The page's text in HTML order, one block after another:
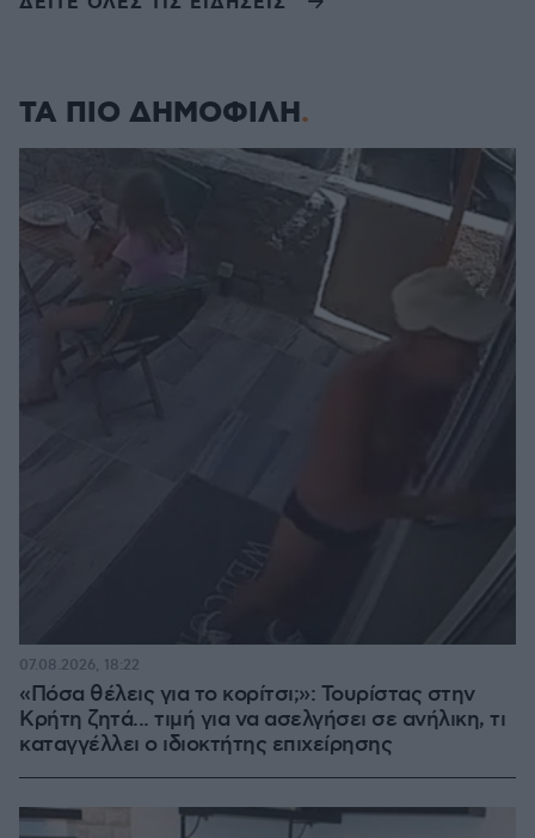
ΤΑ ΠΙΟ ΔΗΜΟΦΙΛΗ
«Πόσα θέλεις για το κορίτσι;»: Τουρίστας στην
Κρήτη ζητά... τιμή για να ασελγήσει σε ανήλικη, τι
καταγγέλλει ο ιδιοκτήτης επιχείρησης
07.08.2026, 18:22